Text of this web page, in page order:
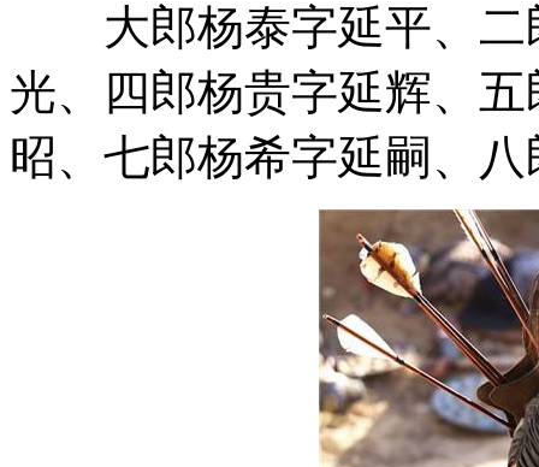
大郎杨泰字延平、二
光、四郎杨贵字延辉、五
昭、七郎杨希字延嗣、